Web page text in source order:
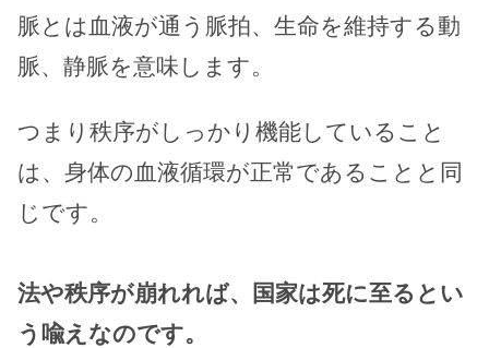
脈とは血液が通う脈拍、生命を維持する動
脈、静脈を意味します。
つまり秩序がしっかり機能していること
は、身体の血液循環が正常であることと同
じです。
法や秩序が崩れれば、国家は死に至るとい
う喩えなのです。